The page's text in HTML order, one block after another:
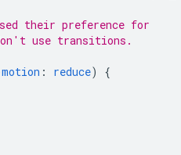
their preference for
use transitions.
: reduce)
{